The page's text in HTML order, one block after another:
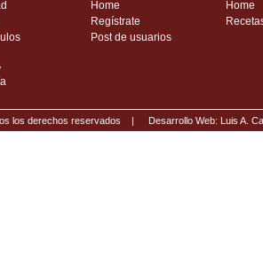
Home
Regístrate
Post de usuarios
Home
los derechos reservados | Desarrollo Web: Luis